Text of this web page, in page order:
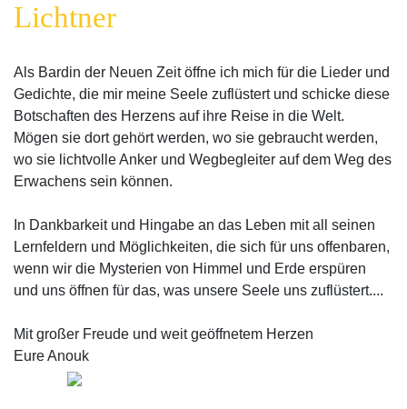
Lichtner
Als Bardin der Neuen Zeit öffne ich mich für die Lieder und
Gedichte, die mir meine Seele zuflüstert und schicke diese
Botschaften des Herzens auf ihre Reise in die Welt.
Mögen sie dort gehört werden, wo sie gebraucht werden,
wo sie lichtvolle Anker und Wegbegleiter auf dem Weg des
Erwachens sein können.
In Dankbarkeit und Hingabe an das Leben mit all seinen
Lernfeldern und Möglichkeiten, die sich für uns offenbaren,
wenn wir die Mysterien von Himmel und Erde erspüren
und uns öffnen für das, was unsere Seele uns zuflüstert....
Mit großer Freude und weit geöffnetem Herzen
Eure Anouk